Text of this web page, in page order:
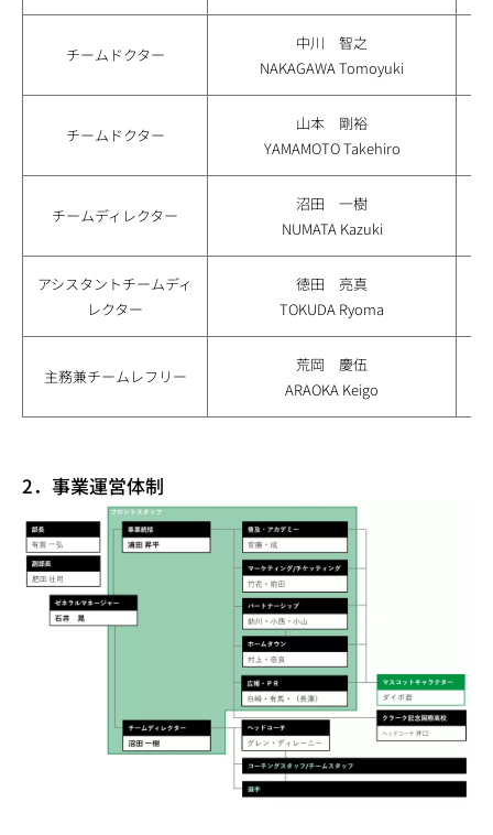
チームドクター
中川 智之
NAKAGAWA Tomoyuki
チームドクター
山本 剛裕
YAMAMOTO Takehiro
チームディレクター
沼田 一樹
NUMATA Kazuki
アシスタントチームディ
レクター
徳田 亮真
TOKUDA Ryoma
主務兼チームレフリー
荒岡 慶伍
ARAOKA Keigo
2．事業運営体制